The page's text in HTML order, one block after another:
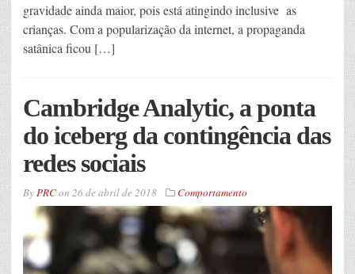
gravidade ainda maior, pois está atingindo inclusive as
crianças. Com a popularização da internet, a propaganda
satânica ficou […]
Cambridge Analytic, a ponta
do iceberg da contingência das
redes sociais
ByPRCon 26 de abril de 2018 Comportamento